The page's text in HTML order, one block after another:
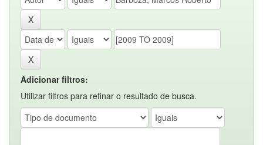
Adicionar filtros:
Utilizar filtros para refinar o resultado de busca.